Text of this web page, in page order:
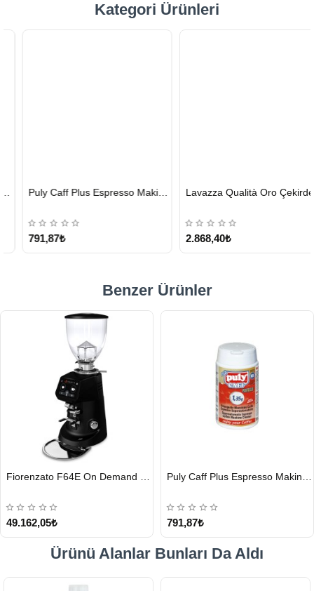
Kategori Ürünleri
GÖNDERİ
Puly Caff Plus Espresso Makinesi Temizleyici Tablet 100 x 1.35 G
791,87₺
GÖNDERİ
Lavazza Qualità Oro Çekirdek Kahve 1 KG x 2
2.868,40₺
Benzer Ürünler
GÖNDERİ
49.162,05₺
GÖNDERİ
791,87₺
Ürünü Alanlar Bunları Da Aldı